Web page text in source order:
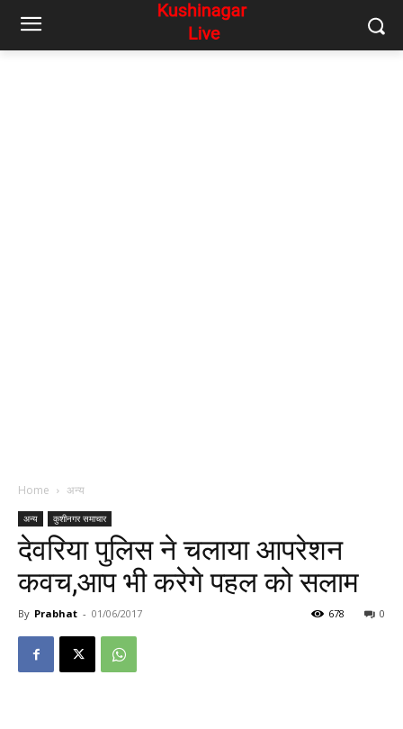
Home अन्य
अन्य कुशीनगर समाचार
देवरिया पुलिस ने चलाया आपरेशन
कवच,आप भी करेगे पहल को सलाम
By Prabhat - 01/06/2017 0
678